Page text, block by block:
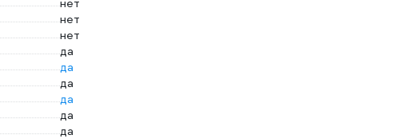
нет
нет
нет
да
да
да
да
да
да